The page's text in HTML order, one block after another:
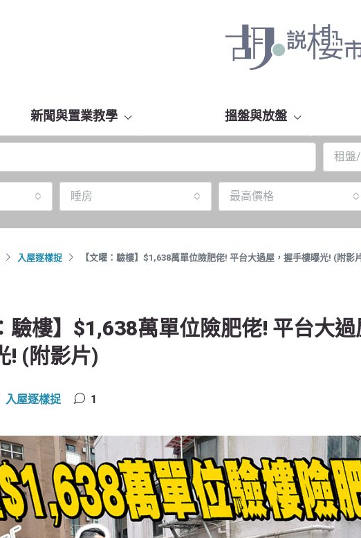
新聞與置業教學 搵盤與放盤
租盤
睡房 最高價格
入屋逐樣捉 【文曜：驗樓】$1,638萬單位險肥佬! 平台大過屋，握手樓曝光! (附影
驗樓】$1,638萬單位險肥佬! 平台大
! (附影片)
入屋逐樣捉 1